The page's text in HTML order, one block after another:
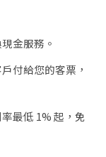
金服務。
付給您的客票，
最低 1% 起，免